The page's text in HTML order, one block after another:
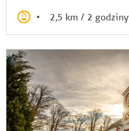
• 2,5 km / 2 godziny